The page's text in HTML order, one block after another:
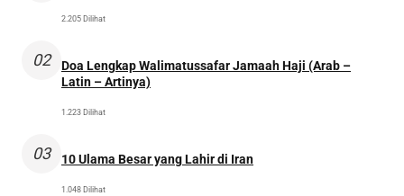
2.205 Dilihat
02
Doa Lengkap Walimatussafar Jamaah Haji (Arab –
Latin – Artinya)
1.223 Dilihat
03 10 Ulama Besar yang Lahir di Iran
1.048 Dilihat